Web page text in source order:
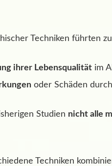
Techniken führten
ihrer Lebensqualität im
oder Schäden
Studien nicht alle
Techniken